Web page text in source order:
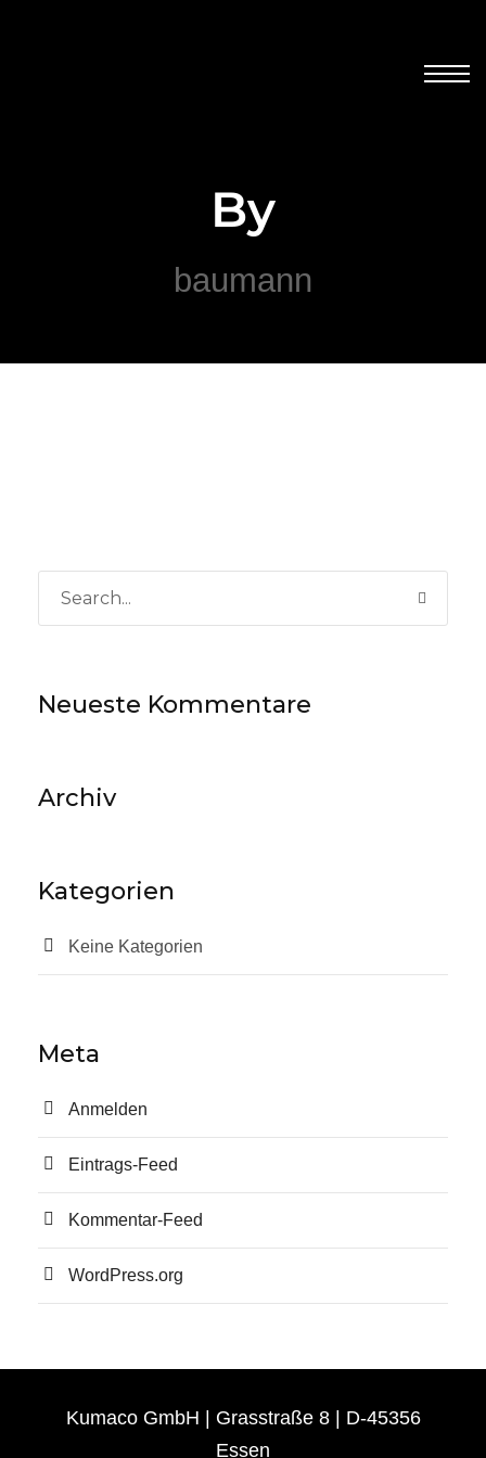
By
baumann
Neueste Kommentare
Archiv
Kategorien
Keine Kategorien
Meta
Anmelden
Eintrags-Feed
Kommentar-Feed
WordPress.org
Kumaco GmbH | Grasstraße 8 | D-45356
Essen